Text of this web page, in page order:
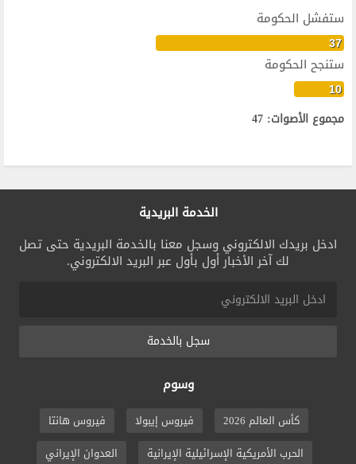
ستفشل الحكومة
37
ستنجح الحكومة
10
مجموع الأصوات: 47
الخدمة البريدية
ادخل بريدك الالكتروني وسجل معنا بالخدمة البريدية حتى تصل
لك آخر الأخبار أول بأول عبر البريد الالكتروني.
سجل بالخدمة
وسوم
كأس العالم 2026 فيروس إيبولا
فيروس هانتا
الحرب الأمريكية الإسرائيلية الإيرانية
العدوان الإيراني